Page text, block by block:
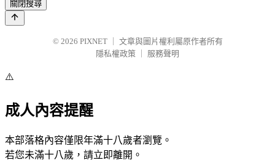
關閉搜尋
© 2026 PIXNET
文章與圖片權利屬原作者所有
隱私權政策
服務聲明
⚠️
成人內容提醒
本部落格內容僅限年滿十八歲者瀏覽。
若您未滿十八歲，請立即離開。